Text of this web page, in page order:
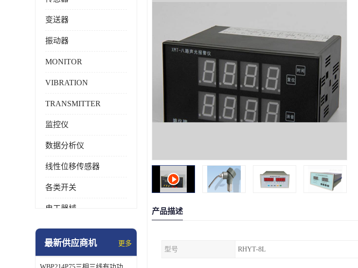
变送器
振动器
MONITOR
VIBRATION
TRANSMITTER
监控仪
数据分析仪
线性位移传感器
各类开关
电工器械
模块化产品
最新供应商机 更多
产品描述
型号 RHYT-8L